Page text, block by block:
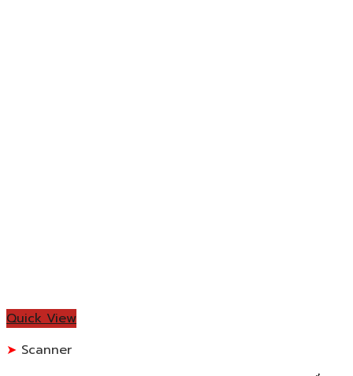
Quick View
Scanner